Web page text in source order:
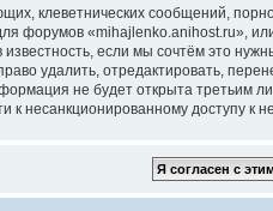
клеветнических сообщений,
форумов
если мы сочтём это
удалить, отредактировать,
не будет открыта
к несанкционированному доступу к